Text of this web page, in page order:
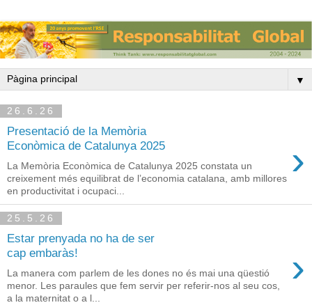
▼
26.6.26
Presentació de la Memòria
Econòmica de Catalunya 2025
›
La Memòria Econòmica de Catalunya 2025 constata un
creixement més equilibrat de l’economia catalana, amb millores
en productivitat i ocupaci...
25.5.26
Estar prenyada no ha de ser
cap embaràs!
›
La manera com parlem de les dones no és mai una qüestió
menor. Les paraules que fem servir per referir-nos al seu cos,
a la maternitat o a l...